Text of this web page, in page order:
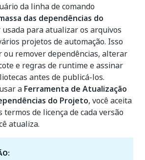
da linha de comando
das dependências do
usada para atualizar os arquivos
projetos de automação. Isso
ou remover dependências, alterar
e regras de runtime e assinar
antes de publicá-los.
a Ferramenta de Atualização
do Projeto, você aceita
de licença de cada versão
atualiza.